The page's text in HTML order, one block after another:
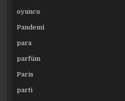
oyuncu
Pandemi
para
parfüm
Paris
parti